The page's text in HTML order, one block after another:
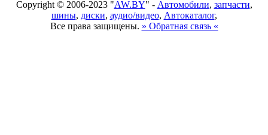
Copyright © 2006-2023 "AW.BY" - Автомобили, запчасти,
шины, диски, аудио/видео, Автокаталог,
Все права защищены. » Обратная связь «